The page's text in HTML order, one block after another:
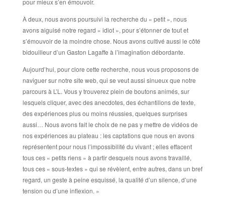
À deux, nous avons poursuivi la recherche du « petit », nous
avons aiguisé notre regard « idiot », pour s’étonner de tout et
s’émouvoir de la moindre chose. Nous avons cultivé aussi le côté
bidouilleur d’un Gaston Lagaffe à l’imagination débordante.
Aujourd’hui, pour clore cette recherche, nous vous proposons de
naviguer sur notre site web, qui se veut aussi sinueux que notre
parcours à L’L. Vous y trouverez plein de boutons animés, sur
lesquels cliquer, avec des anecdotes, des échantillons de texte,
des expériences plus ou moins réussies, quelques surprises
aussi… Nous avons fait le choix de ne pas y mettre de vidéos de
nos expériences au plateau : les captations que nous en avons
représentent pour nous l’impossibilité du vivant ; elles effacent
tous ces « petits riens » à partir desquels nous avons travaillé,
tous ces « sous-textes » qui se révèlent, entre autres, dans un bref
regard, un geste à peine esquissé, la qualité d’un silence, d’une
tension ou d’une inflexion. »